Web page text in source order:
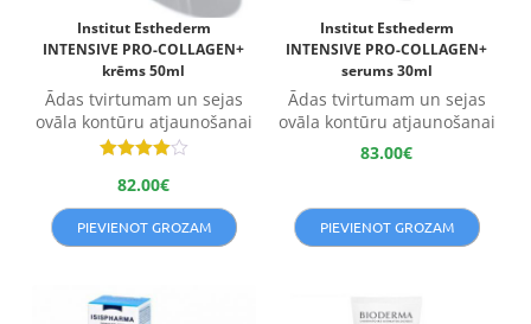
Institut Esthederm
INTENSIVE PRO-COLLAGEN+
krēms 50ml
Ādas tvirtumam un sejas
ovāla kontūru atjaunošanai
ar
4.00
no 5
82.00€
PIEVIENOT GROZAM
Institut Esthederm
INTENSIVE PRO-COLLAGEN+
serums 30ml
Ādas tvirtumam un sejas
ovāla kontūru atjaunošanai
83.00€
PIEVIENOT GROZAM